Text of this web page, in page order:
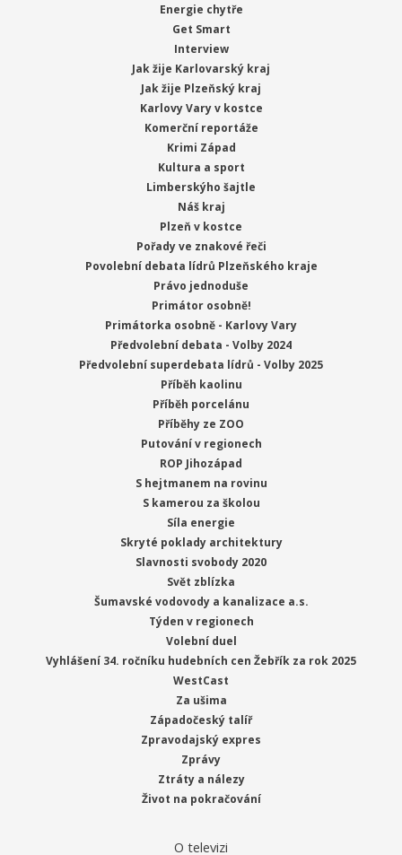
Energie chytře
Get Smart
Interview
Jak žije Karlovarský kraj
Jak žije Plzeňský kraj
Karlovy Vary v kostce
Komerční reportáže
Krimi Západ
Kultura a sport
Limberskýho šajtle
Náš kraj
Plzeň v kostce
Pořady ve znakové řeči
Povolební debata lídrů Plzeňského kraje
Právo jednoduše
Primátor osobně!
Primátorka osobně - Karlovy Vary
Předvolební debata - Volby 2024
Předvolební superdebata lídrů - Volby 2025
Příběh kaolinu
Příběh porcelánu
Příběhy ze ZOO
Putování v regionech
ROP Jihozápad
S hejtmanem na rovinu
S kamerou za školou
Síla energie
Skryté poklady architektury
Slavnosti svobody 2020
Svět zblízka
Šumavské vodovody a kanalizace a.s.
Týden v regionech
Volební duel
Vyhlášení 34. ročníku hudebních cen Žebřík za rok 2025
WestCast
Za ušima
Západočeský talíř
Zpravodajský expres
Zprávy
Ztráty a nálezy
Život na pokračování
O televizi